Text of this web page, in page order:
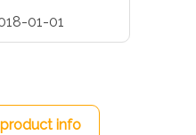
01-01
info